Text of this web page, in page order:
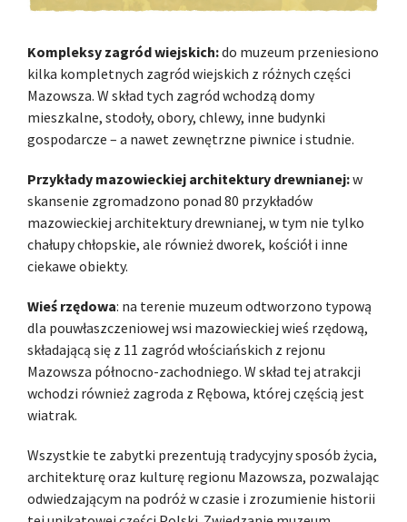
Kompleksy zagród wiejskich:do muzeum przeniesiono
kilka kompletnych zagród wiejskich z różnych części
Mazowsza. W skład tych zagród wchodzą domy
mieszkalne, stodoły, obory, chlewy, inne budynki
gospodarcze – a nawet zewnętrzne piwnice i studnie.
Przykłady mazowieckiej architektury drewnianej:w
skansenie zgromadzono ponad 80 przykładów
mazowieckiej architektury drewnianej, w tym nie tylko
chałupy chłopskie, ale również dworek, kościół i inne
ciekawe obiekty.
Wieś rzędowa: na terenie muzeum odtworzono typową
dla pouwłaszczeniowej wsi mazowieckiej wieś rzędową,
składającą się z 11 zagród włościańskich z rejonu
Mazowsza północno-zachodniego. W skład tej atrakcji
wchodzi również zagroda z Rębowa, której częścią jest
wiatrak.
Wszystkie te zabytki prezentują tradycyjny sposób życia,
architekturę oraz kulturę regionu Mazowsza, pozwalając
odwiedzającym na podróż w czasie i zrozumienie historii